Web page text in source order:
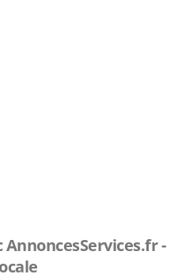
-